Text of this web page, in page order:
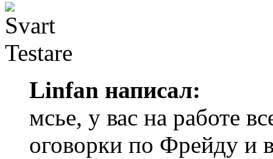
Linfan написал:
мсье, у вас на работе
оговорки по Фрейду и